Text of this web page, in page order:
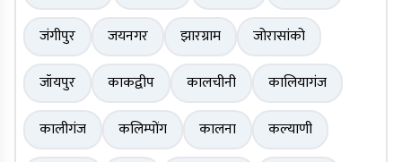
जंगीपुर
जयनगर झारग्राम
जोरासांको
जॉयपुर
काकद्वीप कालचीनी
कालियागंज
कालीगंज
कलिम्पोंग कालना
कल्याणी